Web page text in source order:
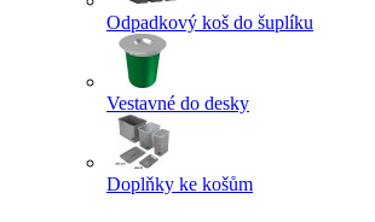
Odpadkový koš do šuplíku
Vestavné do desky
Doplňky ke košům